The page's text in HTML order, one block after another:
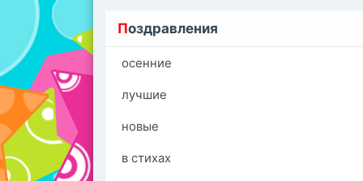
Поздравления
осенние
лучшие
новые
в стихах